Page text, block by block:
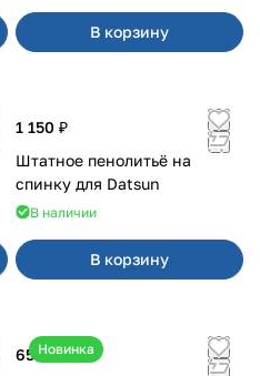
В корзину
1 150 ₽
Штатное пенолитьё на
спинку для Datsun
В наличии
В корзину
Новинка
650 ₽